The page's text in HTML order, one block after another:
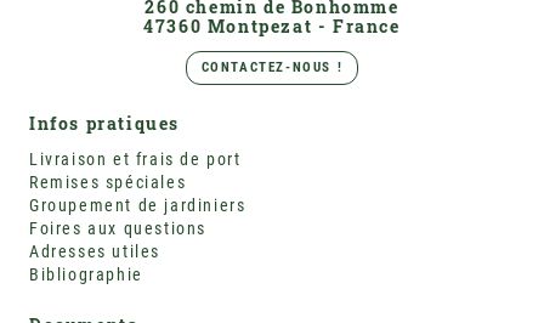
260 chemin de Bonhomme
47360 Montpezat - France
CONTACTEZ-NOUS !
Infos pratiques
Livraison et frais de port
Remises spéciales
Groupement de jardiniers
Foires aux questions
Adresses utiles
Bibliographie